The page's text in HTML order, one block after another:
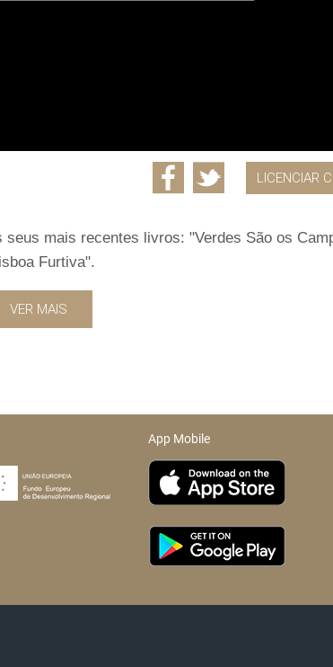
LICENCIAR
mais recentes livros: "Verdes São os
Furtiva".
VER MAIS
App Mobile